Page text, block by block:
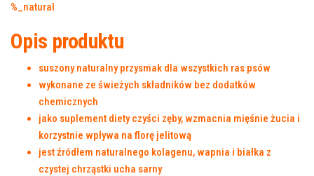
Opis produktu
suszony naturalny przysmak dla wszystkich ras psów
wykonane ze świeżych składników bez dodatków
chemicznych
jako suplement diety czyści zęby, wzmacnia mięśnie żucia i
korzystnie wpływa na florę jelitową
jest źródłem naturalnego kolagenu, wapnia i białka z
czystej chrząstki ucha sarny